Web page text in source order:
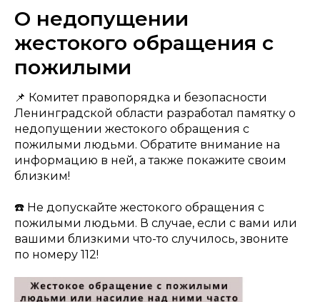
О недопущении
жестокого обращения с
пожилыми
📌 Комитет правопорядка и безопасности
Ленинградской области разработал памятку о
недопущении жестокого обращения с
пожилыми людьми. Обратите внимание на
информацию в ней, а также покажите своим
близким!
☎️ Не допускайте жестокого обращения с
пожилыми людьми. В случае, если с вами или
вашими близкими что-то случилось, звоните
по номеру 112!